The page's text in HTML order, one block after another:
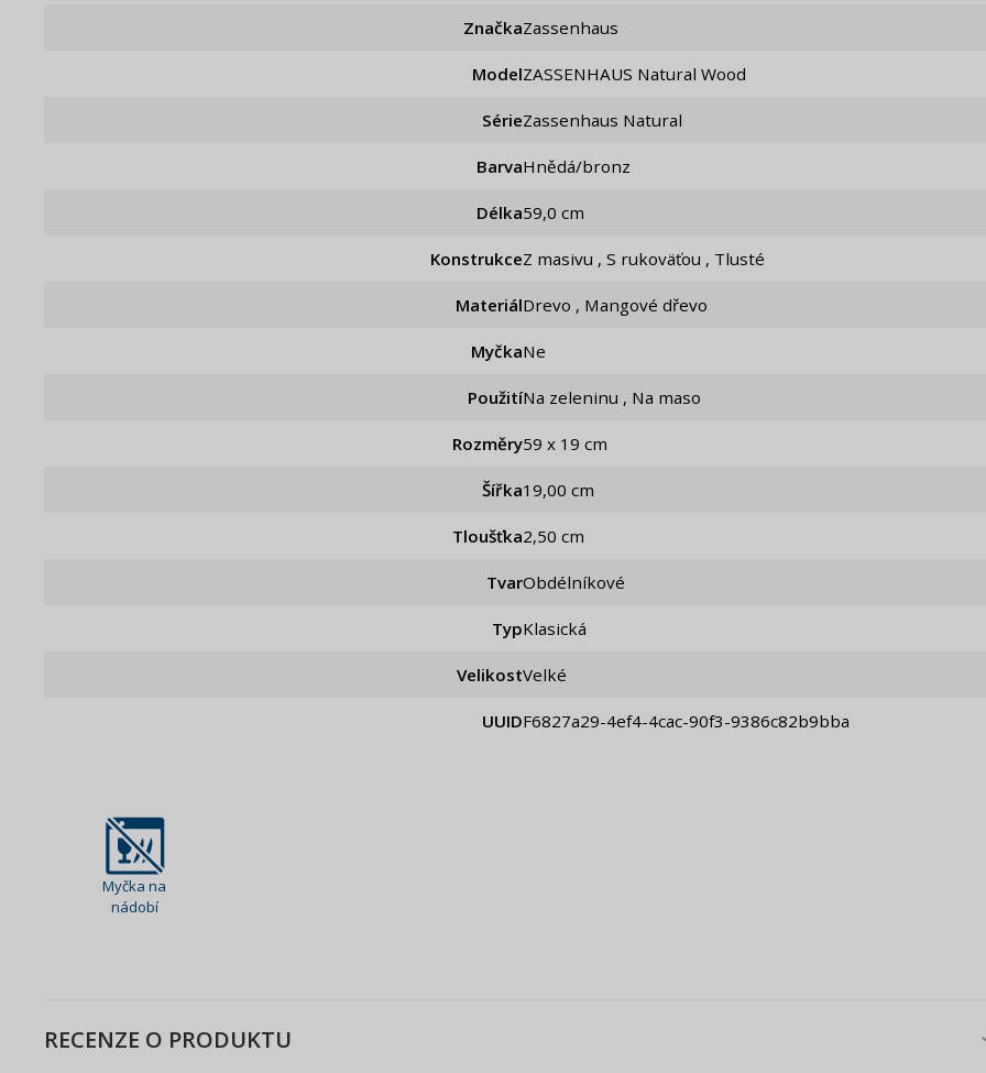
Značka Zassenhaus
Model ZASSENHAUS Natural Wood
Série Zassenhaus Natural
Barva Hnědá/bronz
Délka 59,0 cm
Konstrukce Z masivu , S rukoväťou , Tlusté
Materiál Drevo , Mangové dřevo
Myčka Ne
Použití Na zeleninu , Na maso
Rozměry 59 x 19 cm
Šířka 19,00 cm
Tloušťka 2,50 cm
Tvar Obdélníkové
Typ Klasická
Velikost Velké
UUID f6827a29-4ef4-4cac-90f3-9386c82b9bba
Myčka na
nádobí
RECENZE O PRODUKTU